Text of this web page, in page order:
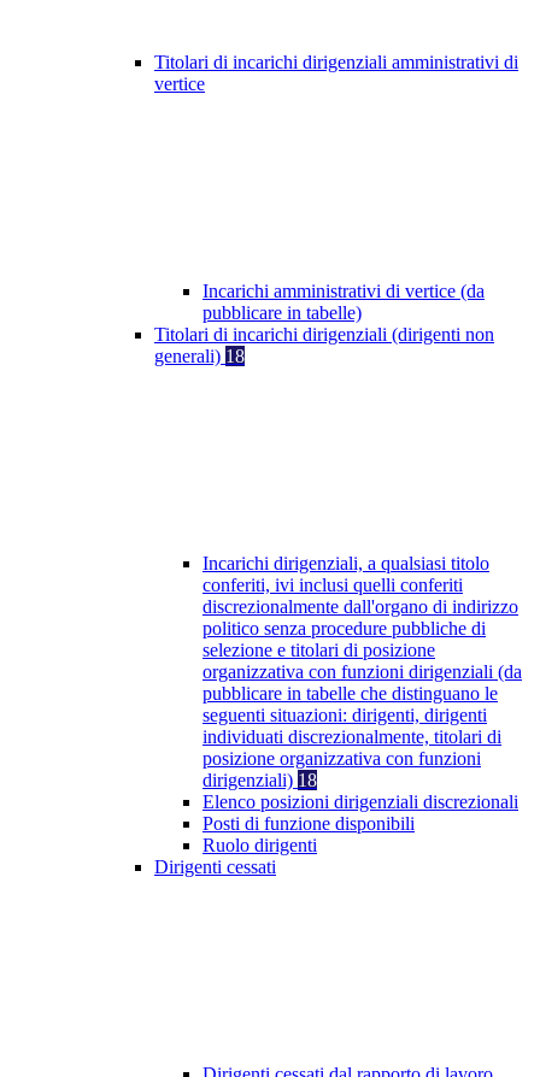
Titolari di incarichi dirigenziali amministrativi di
vertice
Incarichi amministrativi di vertice (da
pubblicare in tabelle)
Titolari di incarichi dirigenziali (dirigenti non
generali) 18
Incarichi dirigenziali, a qualsiasi titolo
conferiti, ivi inclusi quelli conferiti
discrezionalmente dall'organo di indirizzo
politico senza procedure pubbliche di
selezione e titolari di posizione
organizzativa con funzioni dirigenziali (da
pubblicare in tabelle che distinguano le
seguenti situazioni: dirigenti, dirigenti
individuati discrezionalmente, titolari di
posizione organizzativa con funzioni
dirigenziali) 18
Elenco posizioni dirigenziali discrezionali
Posti di funzione disponibili
Ruolo dirigenti
Dirigenti cessati